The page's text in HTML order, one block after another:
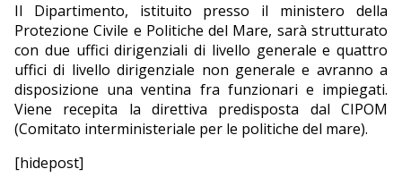
Il Dipartimento, istituito presso il ministero della
Protezione Civile e Politiche del Mare, sarà strutturato
con due uffici dirigenziali di livello generale e quattro
uffici di livello dirigenziale non generale e avranno a
disposizione una ventina fra funzionari e impiegati.
Viene recepita la direttiva predisposta dal CIPOM
(Comitato interministeriale per le politiche del mare).
[hidepost]